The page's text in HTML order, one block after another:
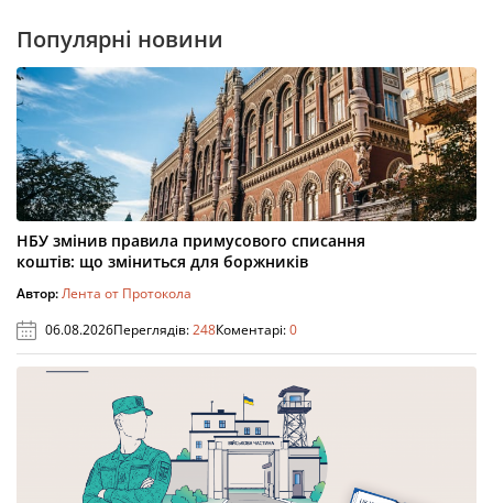
Популярні новини
НБУ змінив правила примусового списання
коштів: що зміниться для боржників
Автор:Лента от Протокола
06.08.2026Переглядів:248Коментарі:0